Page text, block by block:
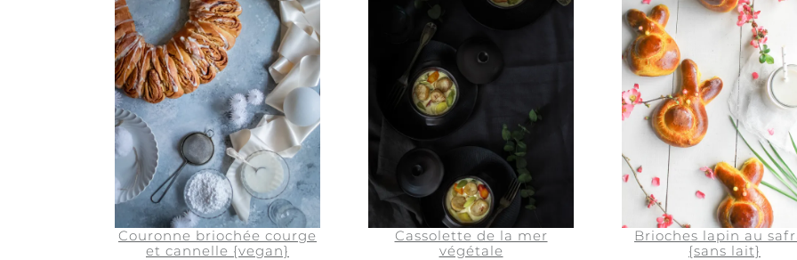
Couronne briochée courge
et cannelle {vegan}
Cassolette de la mer
végétale
Brioches lapin au
{sans lait}